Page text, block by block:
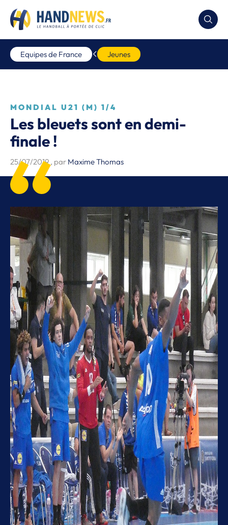
Equipes de France Jeunes
MONDIAL U21 (M) 1/4
Les bleuets sont en demi-
finale !
25/07/2019, par Maxime Thomas